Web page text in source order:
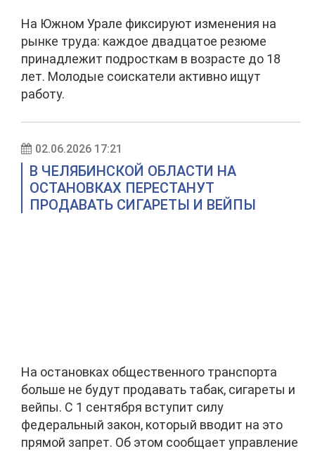
На Южном Урале фиксируют изменения на
рынке труда: каждое двадцатое резюме
принадлежит подросткам в возрасте до 18
лет. Молодые соискатели активно ищут
работу.
02.06.2026 17:21
В ЧЕЛЯБИНСКОЙ ОБЛАСТИ НА
ОСТАНОВКАХ ПЕРЕСТАНУТ
ПРОДАВАТЬ СИГАРЕТЫ И ВЕЙПЫ
На остановках общественного транспорта
больше не будут продавать табак, сигареты и
вейпы. С 1 сентября вступит силу
федеральный закон, который вводит на это
прямой запрет. Об этом сообщает управление